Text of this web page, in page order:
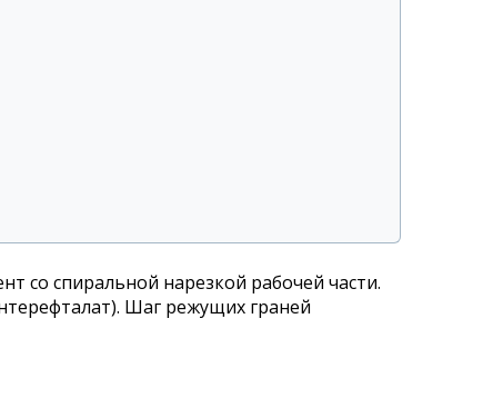
со спиральной нарезкой рабочей части.
Шаг режущих граней